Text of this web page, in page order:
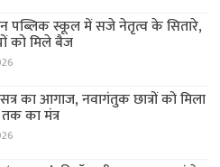
पब्लिक स्कूल में सजे नेतृत्व के सितारे,
को मिले बैज
का आगाज, नवागंतुक छात्रों को मिला
तक का मंत्र